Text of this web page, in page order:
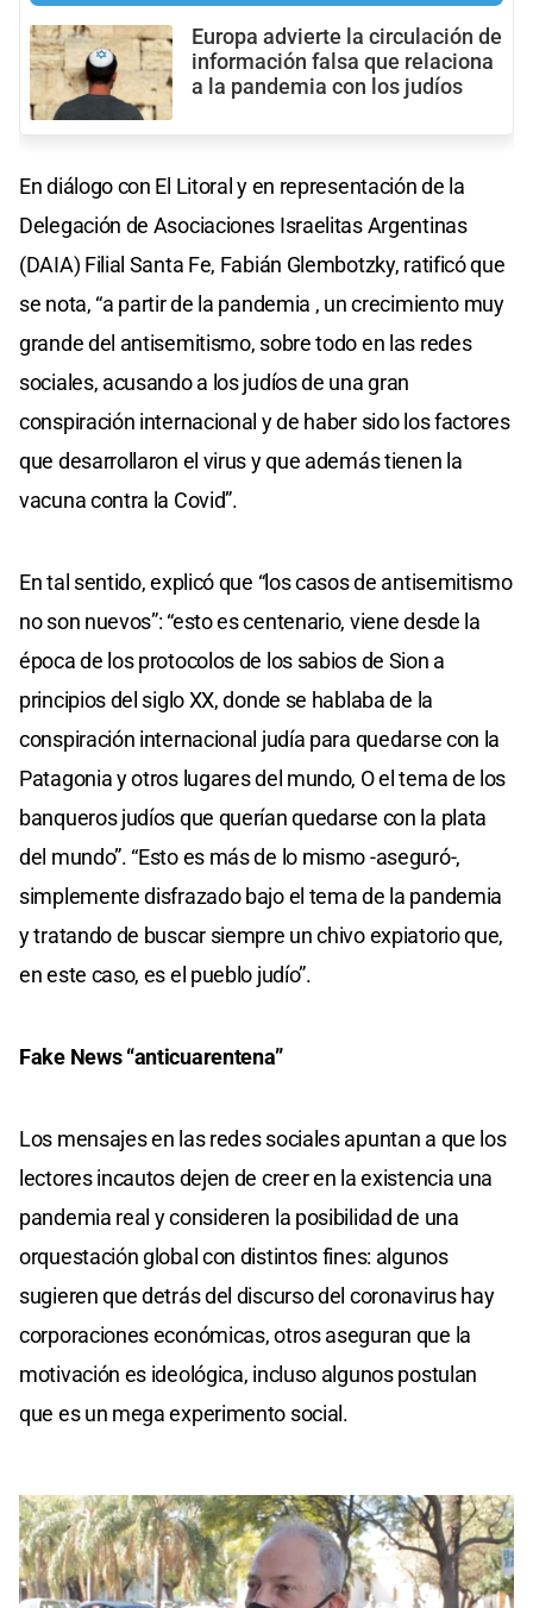
Europa advierte la circulación de
información falsa que relaciona
a la pandemia con los judíos
En diálogo con El Litoral y en representación de la
Delegación de Asociaciones Israelitas Argentinas
(DAIA) Filial Santa Fe, Fabián Glembotzky, ratificó que
se nota, “a partir de la pandemia , un crecimiento muy
grande del antisemitismo, sobre todo en las redes
sociales, acusando a los judíos de una gran
conspiración internacional y de haber sido los factores
que desarrollaron el virus y que además tienen la
vacuna contra la Covid”.
En tal sentido, explicó que “los casos de antisemitismo
no son nuevos”: “esto es centenario, viene desde la
época de los protocolos de los sabios de Sion a
principios del siglo XX, donde se hablaba de la
conspiración internacional judía para quedarse con la
Patagonia y otros lugares del mundo, O el tema de los
banqueros judíos que querían quedarse con la plata
del mundo”. “Esto es más de lo mismo -aseguró-,
simplemente disfrazado bajo el tema de la pandemia
y tratando de buscar siempre un chivo expiatorio que,
en este caso, es el pueblo judío”.
Fake News “anticuarentena”
Los mensajes en las redes sociales apuntan a que los
lectores incautos dejen de creer en la existencia una
pandemia real y consideren la posibilidad de una
orquestación global con distintos fines: algunos
sugieren que detrás del discurso del coronavirus hay
corporaciones económicas, otros aseguran que la
motivación es ideológica, incluso algunos postulan
que es un mega experimento social.